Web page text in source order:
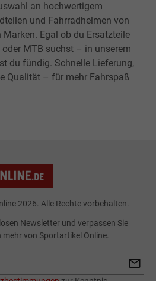
an hochwertigem
und Fahrradhelmen von
Egal ob du Ersatzteile
MTB suchst – in unserem
du fündig. Schnelle Lieferung,
Qualität – für mehr Fahrspaß
2026. Alle Rechte vorbehalten.
Newsletter und verpassen Sie
mehr von Sportartikel Online.